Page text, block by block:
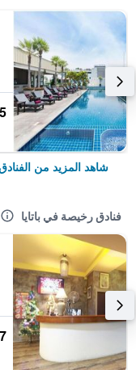
شاهد المزيد من
فنادق رخيصة في باتايا